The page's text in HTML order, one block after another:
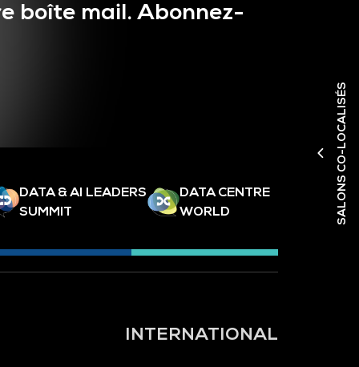
SALONS CO-LOCALISÉS
boîte mail. Abonnez-
DATA & AI LEADERS
SUMMIT
DATA CENTRE
WORLD
INTERNATIONAL